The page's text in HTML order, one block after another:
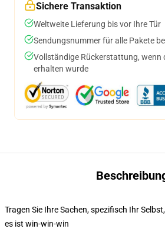
Sichere Transaktion
Weltweite Lieferung bis vor Ihre Tür
Sendungsnummer für alle Pakete
Vollständige Rückerstattung, wenn
erhalten wurde
Tragen Sie Ihre Sachen, spezifisch Ihr
es ist win-win-win